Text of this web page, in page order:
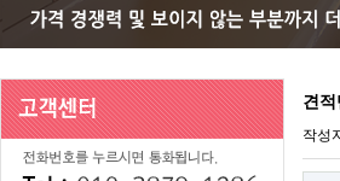
견
작성